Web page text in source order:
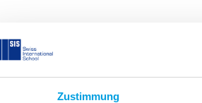
Zustimmung